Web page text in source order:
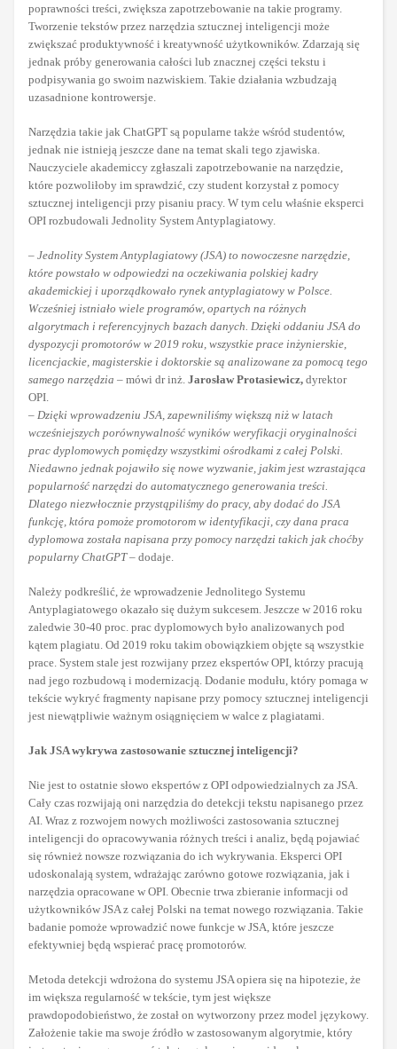
poprawności treści, zwiększa zapotrzebowanie na takie programy.
Tworzenie tekstów przez narzędzia sztucznej inteligencji może
zwiększać produktywność i kreatywność użytkowników. Zdarzają się
jednak próby generowania całości lub znacznej części tekstu i
podpisywania go swoim nazwiskiem. Takie działania wzbudzają
uzasadnione kontrowersje.
Narzędzia takie jak ChatGPT są popularne także wśród studentów,
jednak nie istnieją jeszcze dane na temat skali tego zjawiska.
Nauczyciele akademiccy zgłaszali zapotrzebowanie na narzędzie,
które pozwoliłoby im sprawdzić, czy student korzystał z pomocy
sztucznej inteligencji przy pisaniu pracy. W tym celu właśnie eksperci
OPI rozbudowali Jednolity System Antyplagiatowy.
– Jednolity System Antyplagiatowy (JSA) to nowoczesne narzędzie,
które powstało w odpowiedzi na oczekiwania polskiej kadry
akademickiej i uporządkowało rynek antyplagiatowy w Polsce.
Wcześniej istniało wiele programów, opartych na różnych
algorytmach i referencyjnych bazach danych. Dzięki oddaniu JSA do
dyspozycji promotorów w 2019 roku, wszystkie prace inżynierskie,
licencjackie, magisterskie i doktorskie są analizowane za pomocą tego
samego narzędzia – mówi dr inż. Jarosław Protasiewicz, dyrektor
OPI.
– Dzięki wprowadzeniu JSA, zapewniliśmy większą niż w latach
wcześniejszych porównywalność wyników weryfikacji oryginalności
prac dyplomowych pomiędzy wszystkimi ośrodkami z całej Polski.
Niedawno jednak pojawiło się nowe wyzwanie, jakim jest wzrastająca
popularność narzędzi do automatycznego generowania treści.
Dlatego niezwłocznie przystąpiliśmy do pracy, aby dodać do JSA
funkcję, która pomoże promotorom w identyfikacji, czy dana praca
dyplomowa została napisana przy pomocy narzędzi takich jak choćby
popularny ChatGPT– dodaje.
Należy podkreślić, że wprowadzenie Jednolitego Systemu
Antyplagiatowego okazało się dużym sukcesem. Jeszcze w 2016 roku
zaledwie 30-40 proc. prac dyplomowych było analizowanych pod
kątem plagiatu. Od 2019 roku takim obowiązkiem objęte są wszystkie
prace. System stale jest rozwijany przez ekspertów OPI, którzy pracują
nad jego rozbudową i modernizacją. Dodanie modułu, który pomaga w
tekście wykryć fragmenty napisane przy pomocy sztucznej inteligencji
jest niewątpliwie ważnym osiągnięciem w walce z plagiatami.
Jak JSA wykrywa zastosowanie sztucznej inteligencji?
Nie jest to ostatnie słowo ekspertów z OPI odpowiedzialnych za JSA.
Cały czas rozwijają oni narzędzia do detekcji tekstu napisanego przez
AI. Wraz z rozwojem nowych możliwości zastosowania sztucznej
inteligencji do opracowywania różnych treści i analiz, będą pojawiać
się również nowsze rozwiązania do ich wykrywania. Eksperci OPI
udoskonalają system, wdrażając zarówno gotowe rozwiązania, jak i
narzędzia opracowane w OPI. Obecnie trwa zbieranie informacji od
użytkowników JSA z całej Polski na temat nowego rozwiązania. Takie
badanie pomoże wprowadzić nowe funkcje w JSA, które jeszcze
efektywniej będą wspierać pracę promotorów.
Metoda detekcji wdrożona do systemu JSA opiera się na hipotezie, że
im większa regularność w tekście, tym jest większe
prawdopodobieństwo, że został on wytworzony przez model językowy.
Założenie takie ma swoje źródło w zastosowanym algorytmie, który